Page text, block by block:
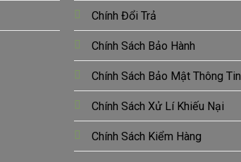
Chính Đổi Trả
Chính Sách Bảo Hành
Chính Sách Bảo Mật Thông Tin
Chính Sách Xử Lí Khiếu Nại
Chính Sách Kiểm Hàng